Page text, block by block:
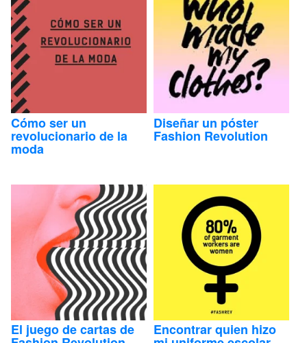
Cómo ser un
revolucionario de la
moda
Diseñar un póster
Fashion Revolution
El juego de cartas de Encontrar quien hizo